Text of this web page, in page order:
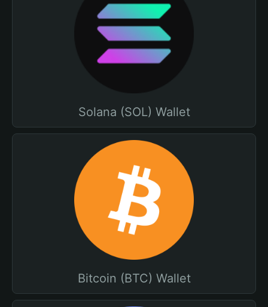
Solana (SOL) Wallet
Bitcoin (BTC) Wallet